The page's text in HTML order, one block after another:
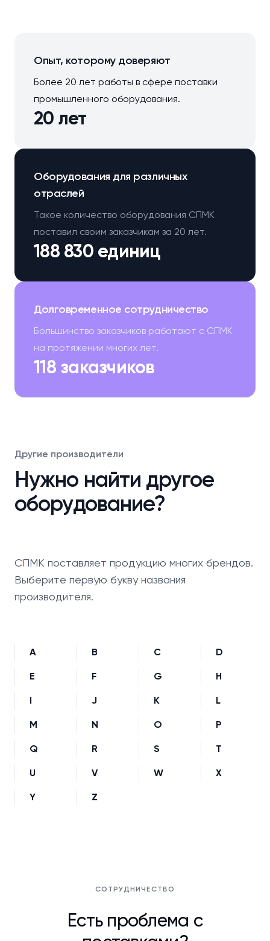
20 лет
Опыт, которому доверяют
Более 20 лет работы в сфере поставки
промышленного оборудования.
188 830 единиц
Оборудования для различных
отраслей
Такое количество оборудования СПМК
поставил своим заказчикам за 20 лет.
118 заказчиков
Долговременное сотрудничество
Большинство заказчиков работают с СПМК
на протяжении многих лет.
Другие производители
Нужно найти другое
оборудование?
СПМК поставляет продукцию многих брендов.
Выберите первую букву названия
производителя.
A B C D
E F G H
I J K L
M N O P
Q R S T
U V W X
Y Z
СОТРУДНИЧЕСТВО
Есть проблема с